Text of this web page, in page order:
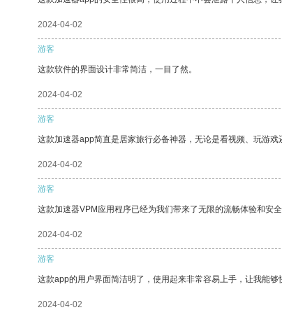
2024-04-02
游客
这款软件的界面设计非常简洁，一目了然。
2024-04-02
游客
这款加速器app简直是居家旅行必备神器，无论是看视频、玩游
2024-04-02
游客
这款加速器VPM应用程序已经为我们带来了无限的流畅体验和安全
2024-04-02
游客
这款app的用户界面简洁明了，使用起来非常容易上手，让我能
2024-04-02